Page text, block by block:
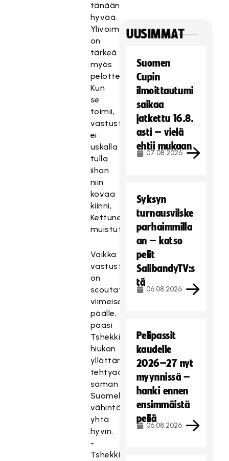
tänään
hyvää.
Ylivoima
on
tärkeä
myös
pelotteena.
Kun
se
toimii,
vastustaja
ei
uskalla
tulla
iihan
niin
kovaa
kiinni,
Kettunen
muistutti.
Vaikka
vastustajat
on
scoutattu
viimeisen
päälle,
pääsi
Tshekki
hiukan
yllättämään
tehtyään
saman
Suomelle
vähintään
yhtä
hyvin.
-
Tshekki
UUSIMMAT
Suomen
Cupin
ilmoittautumi
saikaa
jatkettu 16.8.
asti – vielä
ehtii mukaan
07.08.2026
Syksyn
turnausvilske
parhaimmilla
an – katso
pelit
SalibandyTV:s
tä
06.08.2026
Pelipassit
kaudelle
2026–27 nyt
myynnissä –
hanki ennen
ensimmäistä
peliä
06.08.2026